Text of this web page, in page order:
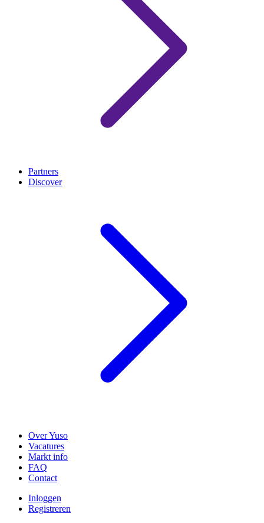
Partners
Discover
Over Yuso
Vacatures
Markt info
FAQ
Contact
Inloggen
Registreren